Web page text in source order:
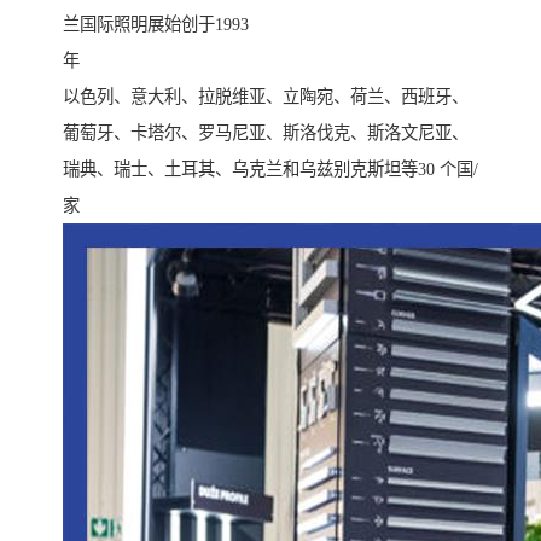
兰国际照明展始创于1993
年
以色列、意大利、拉脱维亚、立陶宛、荷兰、西班牙、
葡萄牙、卡塔尔、罗马尼亚、斯洛伐克、斯洛文尼亚、
瑞典、瑞士、土耳其、乌克兰和乌兹别克斯坦等30 个国/
家